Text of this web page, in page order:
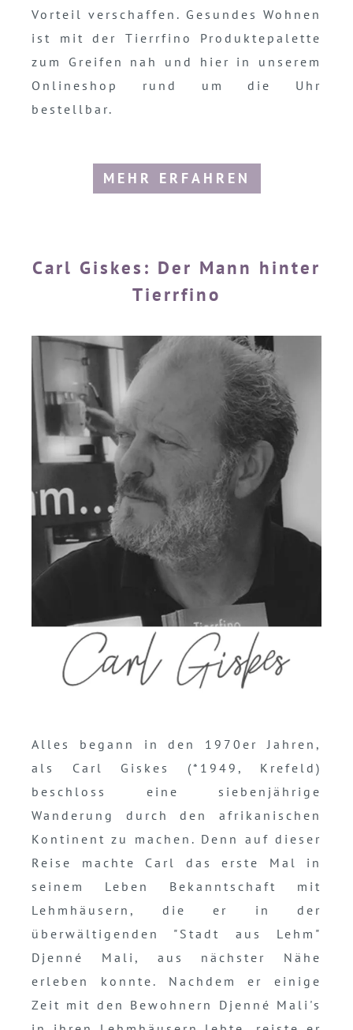
Vorteil verschaffen. Gesundes Wohnen
ist mit der Tierrfino Produktepalette
zum Greifen nah und hier in unserem
Onlineshop rund um die Uhr
bestellbar.
MEHR ERFAHREN
Carl Giskes: Der Mann hinter
Tierrfino
Alles begann in den 1970er Jahren,
als Carl Giskes (*1949, Krefeld)
beschloss eine siebenjährige
Wanderung durch den afrikanischen
Kontinent zu machen. Denn auf dieser
Reise machte Carl das erste Mal in
seinem Leben Bekanntschaft mit
Lehmhäusern, die er in der
überwältigenden "Stadt aus Lehm"
Djenné Mali, aus nächster Nähe
erleben konnte. Nachdem er einige
Zeit mit den Bewohnern Djenné Mali's